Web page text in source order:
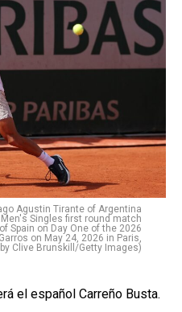
Agustin Tirante of Argentina
Singles first round match
Spain on Day One of the 2026
on May 24, 2026 in Paris,
Clive Brunskill/Getty Images)
el español Carreño Busta.